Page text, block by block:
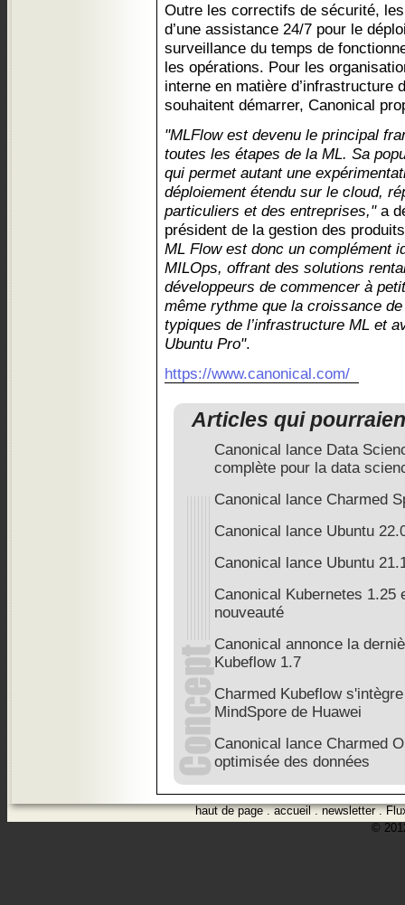
Outre les correctifs de sécurité,
d’une assistance 24/7 pour le
surveillance du temps de
les opérations. Pour les
interne en matière d’infrastructure
souhaitent démarrer, Canonical
"MLFlow est devenu le principal
toutes les étapes de la ML. Sa
qui permet autant une
déploiement étendu sur le cloud,
particuliers et des entreprises,"a
président de la gestion des
ML Flow est donc un complément
MILOps, offrant des solutions
développeurs de commencer à
même rythme que la croissance
typiques de l’infrastructure ML et
Ubuntu Pro".
https://www.canonical.com/
Articles qui
Canonical lance Data
complète pour la data
Canonical lance Charmed
Canonical lance Ubuntu
Canonical lance Ubuntu
Canonical Kubernetes 1.25
nouveauté
Canonical annonce la
Kubeflow 1.7
Charmed Kubeflow
MindSpore de Huawei
Canonical lance Charmed
optimisée des données
haut de page.accueil.newsletter.
©